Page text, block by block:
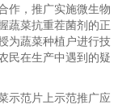
作，推广实施微生物
蔬菜抗重茬菌剂的正
为蔬菜种植户进行技
民在生产中遇到的疑
范片上示范推广应